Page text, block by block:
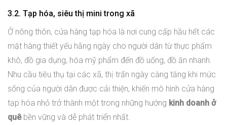
3.2. Tạp hóa, siêu thị mini trong xã
Ở nông thôn, cửa hàng tạp hóa là nơi cung cấp hầu hết các
mặt hàng thiết yếu hằng ngày cho người dân từ thực phẩm
khô, đồ gia dụng, hóa mỹ phẩm đến đồ uống, đồ ăn nhanh.
Nhu cầu tiêu thụ tại các xã, thị trấn ngày càng tăng khi mức
sống của người dân được cải thiện, khiến mô hình cửa hàng
tạp hóa nhỏ trở thành một trong những hướng kinh doanh ở
quêbền vững và dễ phát triển nhất.